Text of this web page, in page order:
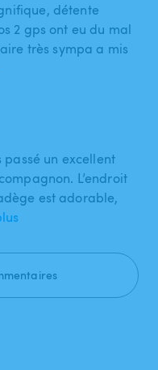
détente
2 gps ont eu du mal
très sympa a mis
passé un excellent
L’endroit
est adorable,